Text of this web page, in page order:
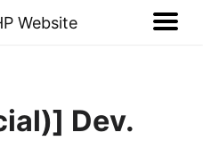
Website
Dev.